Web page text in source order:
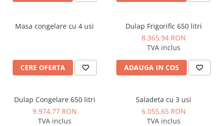
Masa congelare cu 4 usi
CERE OFERTA
Dulap Frigorific 650 litri
8.365,94 RON
TVA inclus
ADAUGA IN COS
Dulap Congelare 650 litri
9.974,77 RON
TVA inclus
Saladeta cu 3 usi
6.055,65 RON
TVA inclus